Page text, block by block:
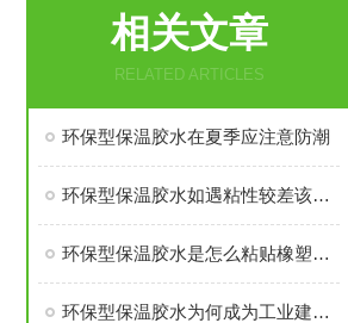
相关文章
RELATED ARTICLES
环保型保温胶水在夏季应注意防潮
环保型保温胶水如遇粘性较差该怎么办？
环保型保温胶水是怎么粘贴橡塑保温材料的？
环保型保温胶水为何成为工业建筑的“好帮手”